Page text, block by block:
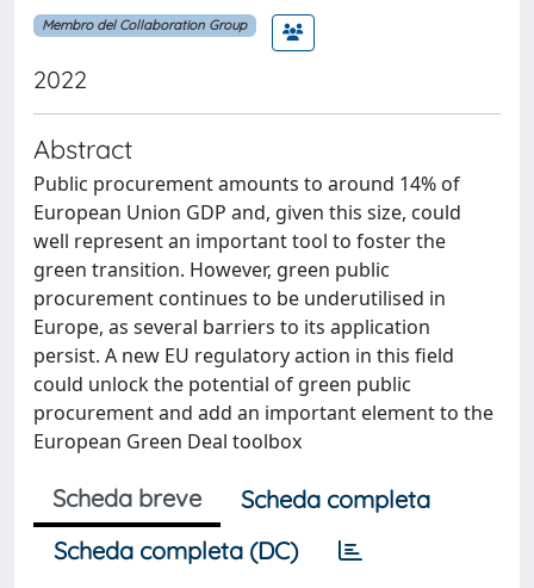
Membro del Collaboration Group
2022
Abstract
Public procurement amounts to around 14% of
European Union GDP and, given this size, could
well represent an important tool to foster the
green transition. However, green public
procurement continues to be underutilised in
Europe, as several barriers to its application
persist. A new EU regulatory action in this field
could unlock the potential of green public
procurement and add an important element to the
European Green Deal toolbox
Scheda breve
Scheda completa
Scheda completa (DC)